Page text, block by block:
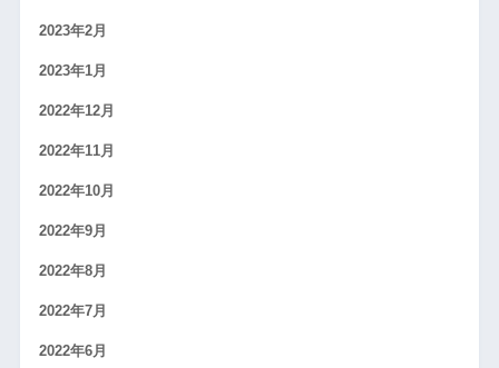
2023年2月
2023年1月
2022年12月
2022年11月
2022年10月
2022年9月
2022年8月
2022年7月
2022年6月